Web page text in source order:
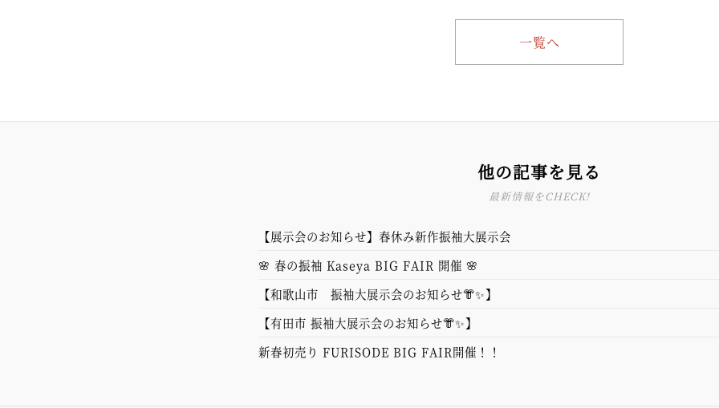
一覧へ
他の記事を見る
最新情報をCHECK!
【展示会のお知らせ】春休み新作振袖大展示会
🌸 春の振袖 Kaseya BIG FAIR 開催 🌸
【和歌山市 振袖大展示会のお知らせ👘✨】
【有田市 振袖大展示会のお知らせ👘✨】
新春初売り FURISODE BIG FAIR開催！！